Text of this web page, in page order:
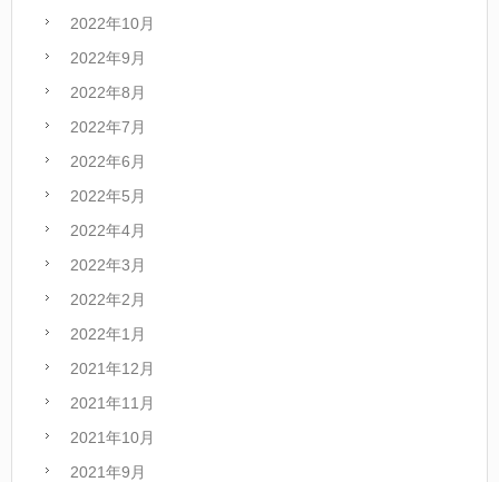
2022年10月
2022年9月
2022年8月
2022年7月
2022年6月
2022年5月
2022年4月
2022年3月
2022年2月
2022年1月
2021年12月
2021年11月
2021年10月
2021年9月